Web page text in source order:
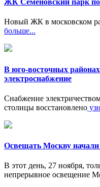
ЖК Семеновский парк
Новый ЖК в московском
больше...
В юго-восточных
электроснабжение
Снабжение
столицы восстановлено
Освещать Москву начали
В этот день, 27 ноября,
непрерывное освещение